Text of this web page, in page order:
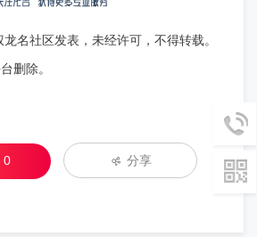
名社区发表，未经许可，不得转载。
删除。
0 分享